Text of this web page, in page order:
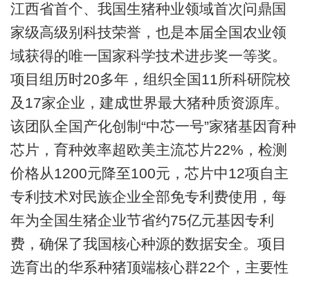
江西省首个、我国生猪种业领域首次问鼎国
家级高级别科技荣誉，也是本届全国农业领
域获得的唯一国家科学技术进步奖一等奖。
项目组历时20多年，组织全国11所科研院校
及17家企业，建成世界最大猪种质资源库。
该团队全国产化创制“中芯一号”家猪基因育种
芯片，育种效率超欧美主流芯片22%，检测
价格从1200元降至100元，芯片中12项自主
专利技术对民族企业全部免专利费使用，每
年为全国生猪企业节省约75亿元基因专利
费，确保了我国核心种源的数据安全。项目
选育出的华系种猪顶端核心群22个，主要性